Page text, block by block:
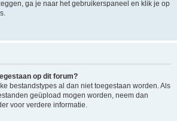
ga je naar het gebruikerspaneel en klik je op
op dit forum?
bestandstypes al dan niet toegestaan worden. Als
geüpload mogen worden, neem dan
voor verdere informatie.